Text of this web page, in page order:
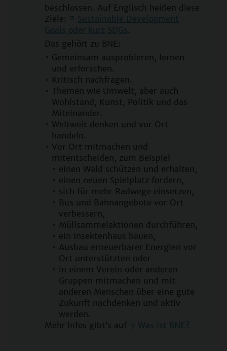
beschlossen. Auf Englisch heißen diese
Ziele:
Sustainable Development
Goals oder kurz SDGs .
Das gehört zu BNE:
Gemeinsam ausprobieren, lernen
und erforschen.
Kritisch nachfragen.
Themen wie Umwelt, aber auch
Wohlstand, Kunst, Politik und das
Miteinander.
Weltweit denken und vor Ort
handeln.
Vor Ort mitmachen und
mitentscheiden, zum Beispiel
einen Wald schützen und erhalten,
einen neuen Spielplatz fordern,
sich für mehr Radwege einsetzen,
Bus und Bahnangebote vor Ort
verbessern,
Müllsammelaktionen durchführen,
ein Insektenhaus bauen,
Ausbau erneuerbarer Energien vor
Ort unterstützten oder
in einem Verein oder anderen
Gruppen mitmachen und mit
anderen Menschen über eine gute
Zukunft nachdenken und aktiv
werden.
Mehr Infos gibt’s auf
Was ist BNE?